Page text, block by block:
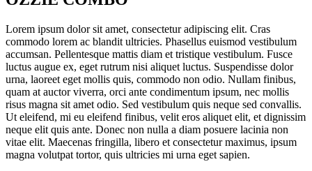
Lorem ipsum dolor sit amet, consectetur adipiscing elit. Cras
commodo lorem ac blandit ultricies. Phasellus euismod vestibulum
accumsan. Pellentesque mattis diam et tristique vestibulum. Fusce
luctus augue ex, eget rutrum nisi aliquet luctus. Suspendisse dolor
urna, laoreet eget mollis quis, commodo non odio. Nullam finibus,
quam at auctor viverra, orci ante condimentum ipsum, nec mollis
risus magna sit amet odio. Sed vestibulum quis neque sed convallis.
Ut eleifend, mi eu eleifend finibus, velit eros aliquet elit, et dignissim
neque elit quis ante. Donec non nulla a diam posuere lacinia non
vitae elit. Maecenas fringilla, libero et consectetur maximus, ipsum
magna volutpat tortor, quis ultricies mi urna eget sapien.